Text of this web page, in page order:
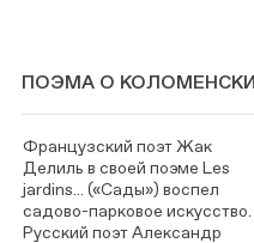
ПОЭМА О
Французский поэт Жак
Делиль в своей поэме Les
jardins... («Сады») воспел
садово-парковое искусство.
Русский поэт Александр